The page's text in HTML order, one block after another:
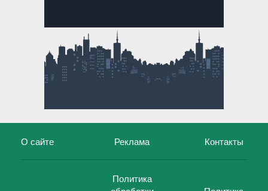
О сайте Реклама Контакты
Политика